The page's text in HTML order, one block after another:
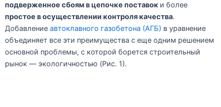
подверженное сбоям в цепочке поставок и более
простое в осуществлении контроля качества.
Добавление автоклавного газобетона (АГБ) в уравнение
объединяет все эти преимущества с еще одним решением
основной проблемы, с которой борется строительный
рынок — экологичностью (Pис. 1).